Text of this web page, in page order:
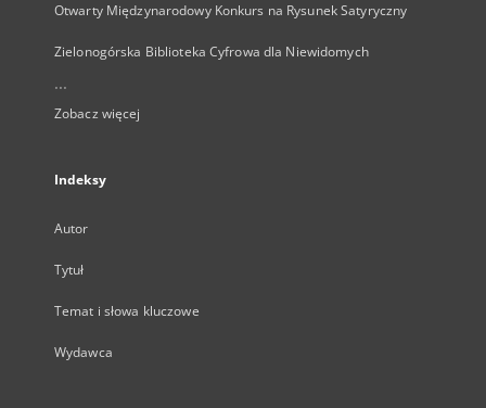
Otwarty Międzynarodowy Konkurs na Rysunek Satyryczny
Zielonogórska Biblioteka Cyfrowa dla Niewidomych
...
Zobacz więcej
Indeksy
Autor
Tytuł
Temat i słowa kluczowe
Wydawca